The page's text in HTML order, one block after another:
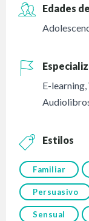
Edades
E-learning,
Estilos
Familiar
Persuasivo
Sensual